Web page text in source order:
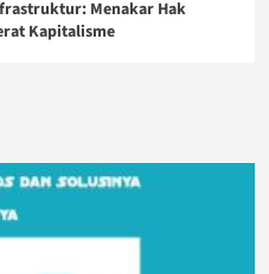
Menakar Hak
Kapitalisme